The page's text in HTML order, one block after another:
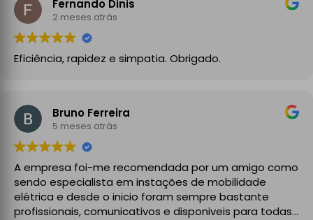
Fernando Dinis
2 meses atrás
Eficiência, rapidez e simpatia. Obrigado.
Bruno Ferreira
5 meses atrás
A empresa foi-me recomendada por um amigo como
sendo especialista em instações de mobilidade
elétrica e desde o inicio foram sempre bastante
profissionais, comunicativos e disponiveis para todas